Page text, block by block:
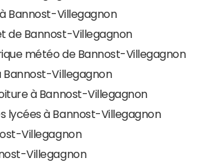
Bannost-Villegagnon
de Bannost-Villegagnon
météo de Bannost-Villegagnon
Bannost-Villegagnon
à Bannost-Villegagnon
lycées à Bannost-Villegagnon
Villegagnon
Villegagnon